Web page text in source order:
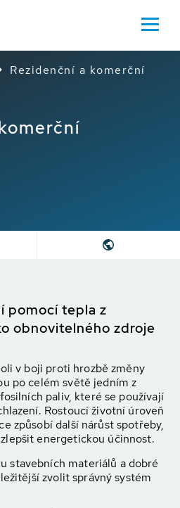
Rezidenční a komerční
pomocí tepla z
obnovitelného zdroje
v boji proti hrozbě změny
po celém světě jedním z
paliv, které se používají
Rostoucí životní úroveň
způsobí další nárůst spotřeby,
energetickou účinnost.
stavebních materiálů a dobré
zvolit správný systém